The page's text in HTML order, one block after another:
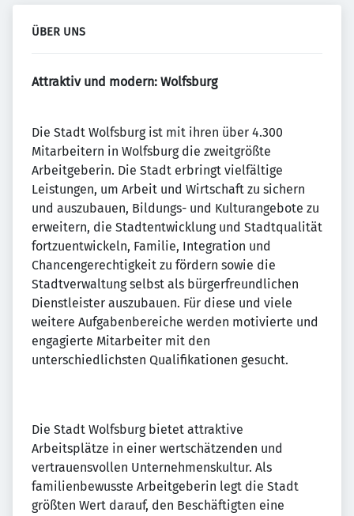
ÜBER UNS
Attraktiv und modern: Wolfsburg
Die Stadt Wolfsburg ist mit ihren über 4.300
Mitarbeitern in Wolfsburg die zweitgrößte
Arbeitgeberin. Die Stadt erbringt vielfältige
Leistungen, um Arbeit und Wirtschaft zu sichern
und auszubauen, Bildungs- und Kulturangebote zu
erweitern, die Stadtentwicklung und Stadtqualität
fortzuentwickeln, Familie, Integration und
Chancengerechtigkeit zu fördern sowie die
Stadtverwaltung selbst als bürgerfreundlichen
Dienstleister auszubauen. Für diese und viele
weitere Aufgabenbereiche werden motivierte und
engagierte Mitarbeiter mit den
unterschiedlichsten Qualifikationen gesucht.
Die Stadt Wolfsburg bietet attraktive
Arbeitsplätze in einer wertschätzenden und
vertrauensvollen Unternehmenskultur. Als
familienbewusste Arbeitgeberin legt die Stadt
größten Wert darauf, den Beschäftigten eine